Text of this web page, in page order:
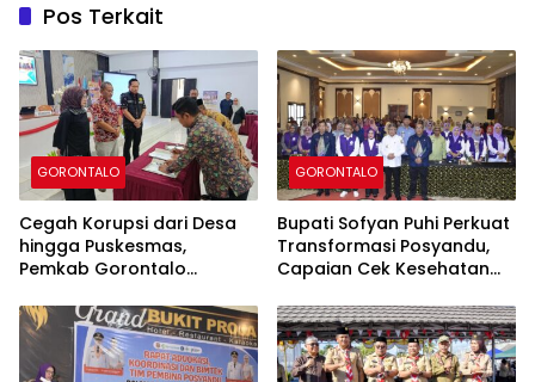
Pos Terkait
GORONTALO
Cegah Korupsi dari Desa
hingga Puskesmas,
Pemkab Gorontalo
terhadap Pungli
GORONTALO
Bupati Sofyan Puhi Perkuat
Transformasi Posyandu,
Capaian Cek Kesehatan
Gorontalo Tembus 54,43
Persen